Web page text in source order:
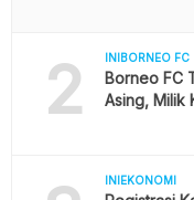
2 INIBORNEO FC
Borneo FC
Asing, Milik
INIEKONOMI